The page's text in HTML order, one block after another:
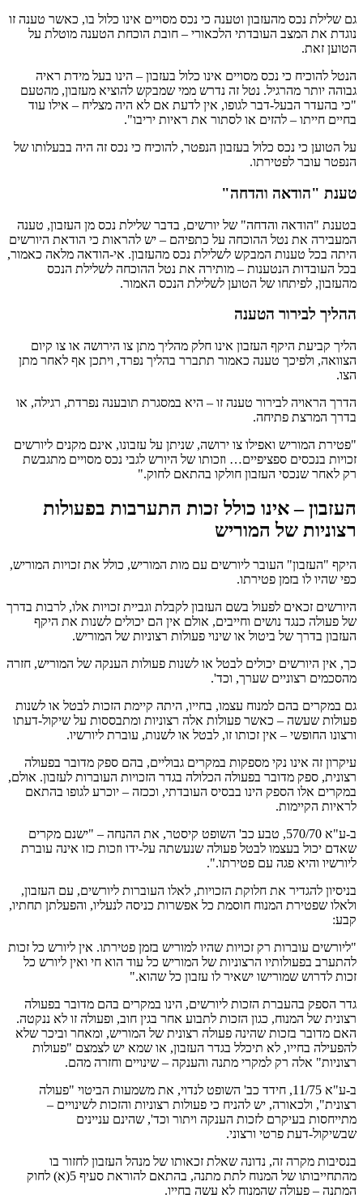
גם שלילת נכס מהעזבון וטענה כי נכס מסויים אינו כלול בו, כאשר טענה זו
נוגדת את המצב העובדתי הלכאורי – חובת הוכחת הטענה מוטלת על
הטוען זאת.
הנטל להוכיח כי נכס מסויים אינו כלול בעזבון – הינו בעל מידת ראיה
גבוהה יותר מהרגיל. נטל זה נדרש ממי שמבקש להוציא מעזבון, מהטעם
"כי בהעדר הבעל-דבר לגופו, אין לדעת אם לא היה מצליח – אילו עוד
בחיים חייתו – להזים או לסתור את ראיות יריבו".
על הטוען כי נכס כלול בעזבון הנפטר, להוכיח כי נכס זה היה בבעלותו של
הנפטר עובר לפטירתו.
טענת "הודאה והדחה"
בטענת "הודאה והדחה" של יורשים, בדבר שלילת נכס מן העזבון, טענה
המעבירה את נטל ההוכחה על כתפיהם – יש להראות כי הודאת היורשים
היתה בכל טענות המבקש לשלילת נכס מהעזבון. אי-הודאה מלאה כאמור,
בכל העובדות הנטענות – מותירה את נטל ההוכחה לשלילת הנכס
מהעזבון, לפיתחו של הטוען לשלילת הנכס האמור.
ההליך לבירור הטענה
הליך קביעת היקף העזבון אינו חלק מהליך מתן צו הירושה או צו קיום
הצוואה, ולפיכך טענה כאמור תתברר בהליך נפרד, ויתכן אף לאחר מתן
הצו.
הדרך הראויה לבירור טענה זו – היא במסגרת תובענה נפרדת, רגילה, או
בדרך המרצת פתיחה.
"פטירת המוריש ואפילו צו ירושה, שניתן על עזבונו, אינם מקנים ליורשים
זכויות בנכסים ספציפיים… וזכותו של היורש לגבי נכס מסויים מתגבשת
רק לאחר שנכסי העזבון חולקו בהתאם לחוק."
העזבון – אינו כולל זכות התערבות בפעולות
רצוניות של המוריש
היקף "העזבון" העובר ליורשים עם מות המוריש, כולל את זכויות המוריש,
כפי שהיו לו בזמן פטירתו.
היורשים זכאים לפעול בשם העזבון לקבלת וגביית זכויות אלו, לרבות בדרך
של פעולה כנגד נושים וחייבים, אולם אין הם יכולים לשנות את היקף
העזבון בדרך של ביטול או שינוי פעולות רצוניות של המוריש.
כך, אין היורשים יכולים לבטל או לשנות פעולות הענקה של המוריש, חזרה
מהסכמים רצוניים שערך, וכד'.
גם במקרים בהם למנוח עצמו, בחייו, היתה קיימת הזכות לבטל או לשנות
פעולות שעשה – כאשר פעולות אלה רצוניות ומתבססות על שיקול-דעתו
ורצונו החופשי – אין זכותו זו, לבטל או לשנות, עוברת ליורשיו.
עיקרון זה אינו נקי מספקות במקרים גבוליים, בהם ספק מדובר בפעולה
רצונית, ספק מדובר בפעולה הכלולה בגדר הזכויות העוברות לעזבון. אולם,
במקרים אלו הספק הינו בבסיס העובדתי, וככזה – יוכרע לגופו בהתאם
לראיות הקיימות.
ב-ע"א 570/70, טבע כב' השופט קיסטר, את ההנחה – "ישנם מקרים
שאדם יכול בעצמו לבטל פעולה שנעשתה על-ידו וזכות כזו אינה עוברת
ליורשיו והיא פגה עם פטירתו.".
בניסיון להגדיר את חלוקת הזכויות, לאלו העוברות ליורשים, עם העזבון,
ולאלו שפטירת המנוח חוסמת כל אפשרות כניסה לנעליו, והפעלתן תחתיו,
קבע:
"ליורשים עוברות רק זכויות שהיו למוריש בזמן פטירתו. אין ליורש כל זכות
להתערב בפעולותיו הרצוניות של המוריש כל עוד הוא חי ואין ליורש כל
זכות לדרוש שמורישו ישאיר לו עזבון כל שהוא."
גדר הספק בהעברת הזכות ליורשים, הינו במקרים בהם מדובר בפעולה
רצונית של המנוח, כגון הזכות לתבוע אחר בגין חוב, ופעולה זו לא ננקטה.
האם מדובר בזכות שהינה פעולה רצונית של המוריש, ומאחר וביכר שלא
להפעילה בחייו, לא תיכלל בגדר העזבון, או שמא יש לצמצם "פעולות
רצוניות" אלה רק למקרי מתנה והענקה – שינויים וחזרה מהם.
ב-ע"א 11/75, חידד כב' השופט לנדוי, את משמעות הביטוי "פעולה
רצונית", ולכאורה, יש להניח כי פעולות רצוניות והזכות לשינויים –
מתייחסות בעיקרם לזכות הענקה ויתור וכד', שהינם עניינים
שבשיקול-דעת פרטי ורצוני.
בנסיבות מקרה זה, נדונה שאלת זכאותו של מנהל העזבון לחזור בו
מהתחייבותו של המנוח לתת מתנה, בהתאם להוראת סעיף 5(א) לחוק
המתנה – פעולה שהמנוח לא עשה בחייו.